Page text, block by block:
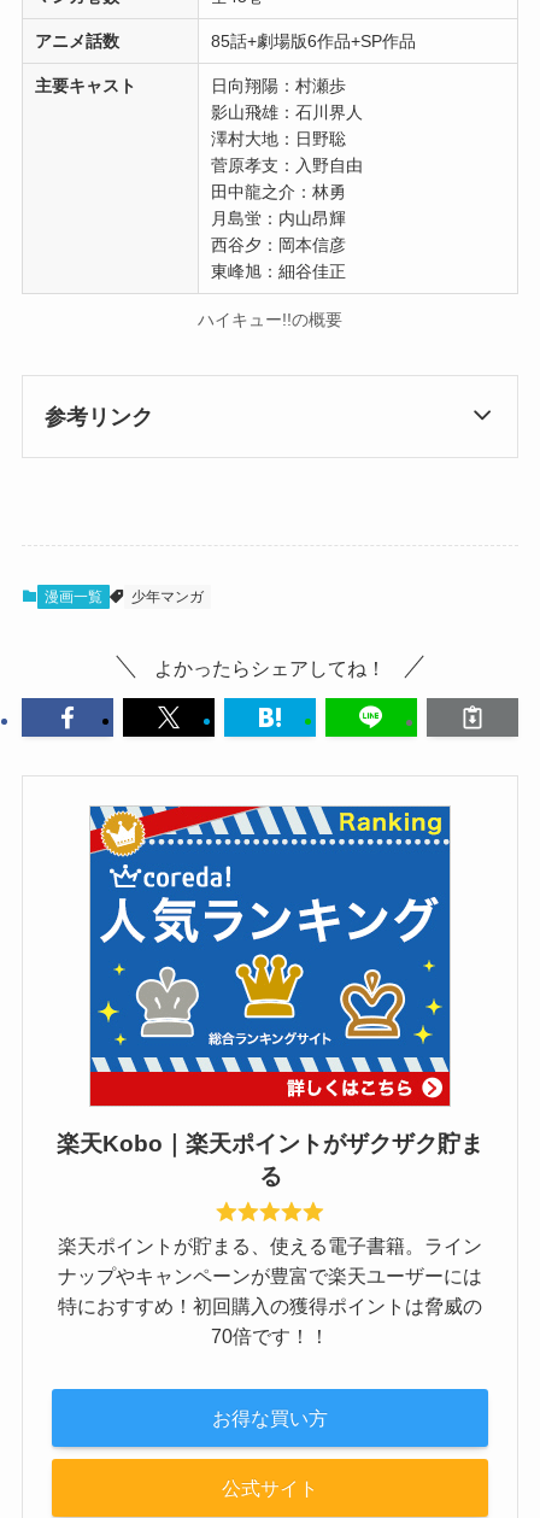
アニメ話数 85話+劇場版6作品+SP作品
主要キャスト
日向翔陽：村瀬歩
影山飛雄：石川界人
澤村大地：日野聡
菅原孝支：入野自由
田中龍之介：林勇
月島蛍：内山昂輝
西谷夕：岡本信彦
東峰旭：細谷佳正
ハイキュー!!の概要
参考リンク
漫画一覧 少年マンガ
よかったらシェアしてね！
楽天Kobo｜楽天ポイントがザクザク貯ま
る
楽天ポイントが貯まる、使える電子書籍。ライン
ナップやキャンペーンが豊富で楽天ユーザーには
特におすすめ！初回購入の獲得ポイントは脅威の
70倍です！！
お得な買い方
公式サイト